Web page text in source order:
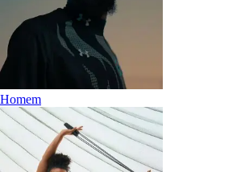
Homem